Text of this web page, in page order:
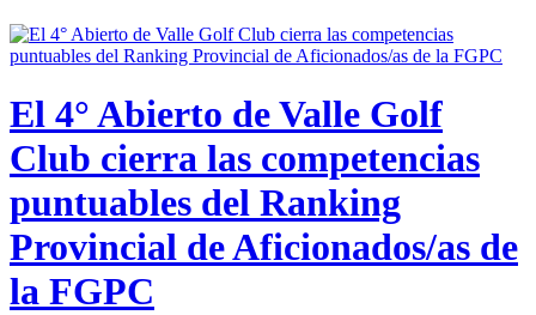
El 4° Abierto de Valle Golf
Club cierra las competencias
puntuables del Ranking
Provincial de Aficionados/as de
la FGPC